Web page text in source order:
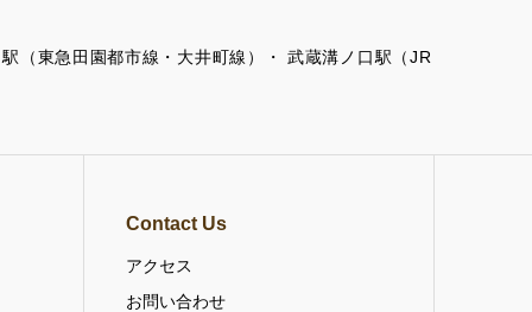
東急田園都市線・大井町線）・ 武蔵溝ノ口駅（JR
Contact Us
アクセス
お問い合わせ